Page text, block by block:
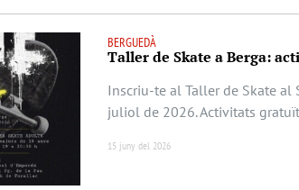
BERGUEDÀ
Taller de Skate a Berga:
Inscriu-te al Taller de Skate
juliol de 2026. Activitats
15 juny del 2026